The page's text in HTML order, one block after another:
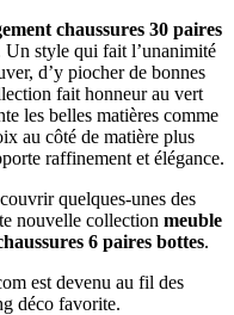
chaussures 30 paires
Un style qui fait l’unanimité
d’y piocher de bonnes
fait honneur au vert
les belles matières comme
au côté de matière plus
raffinement et élégance.
quelques-unes des
nouvelle collection meuble
6 paires bottes.
est devenu au fil des
déco favorite.